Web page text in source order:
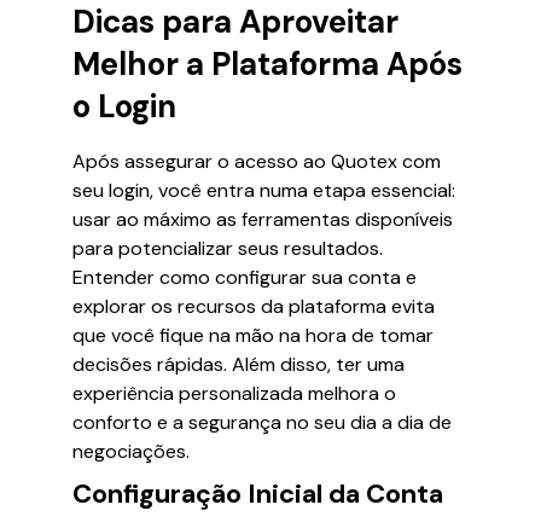
Dicas para Aproveitar
Melhor a Plataforma Após
o Login
Após assegurar o acesso ao Quotex com
seu login, você entra numa etapa essencial:
usar ao máximo as ferramentas disponíveis
para potencializar seus resultados.
Entender como configurar sua conta e
explorar os recursos da plataforma evita
que você fique na mão na hora de tomar
decisões rápidas. Além disso, ter uma
experiência personalizada melhora o
conforto e a segurança no seu dia a dia de
negociações.
Configuração Inicial da Conta